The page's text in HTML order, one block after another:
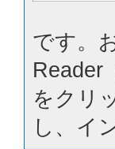
です。
Reader
をクリ
し、イ